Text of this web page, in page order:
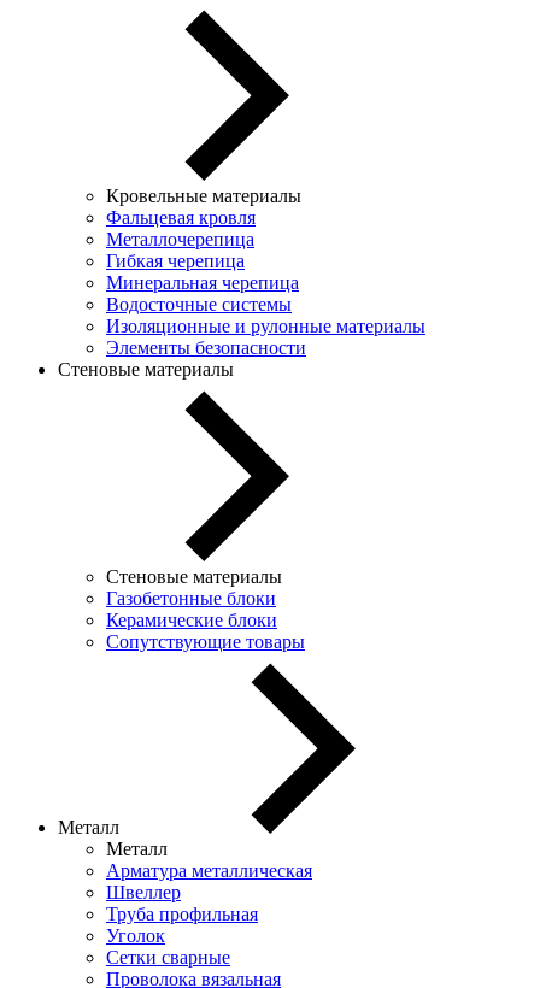
Кровельные материалы
Фальцевая кровля
Металлочерепица
Гибкая черепица
Минеральная черепица
Водосточные системы
Изоляционные и рулонные материалы
Элементы безопасности
Стеновые материалы
Стеновые материалы
Газобетонные блоки
Керамические блоки
Сопутствующие товары
Металл
Металл
Арматура металлическая
Швеллер
Труба профильная
Уголок
Сетки сварные
Проволока вязальная